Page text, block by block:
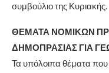
συμβούλιο της Κυριακής.
ΘΕΜΑΤΑ ΝΟΜΙΚΩΝ
ΔΗΜΟΠΡΑΣΙΑΣ ΓΙΑ
Τα υπόλοιπα θέματα που